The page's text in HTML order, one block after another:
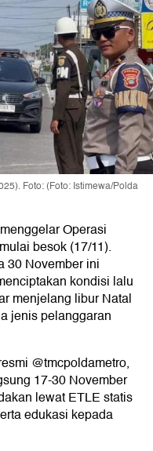
Foto: (Foto: Istimewa/Polda
Operasi
besok (17/11).
30 November ini
kondisi lalu
menjelang libur Natal
jenis pelanggaran
@tmcpoldametro,
17-30 November
lewat ETLE statis
edukasi kepada